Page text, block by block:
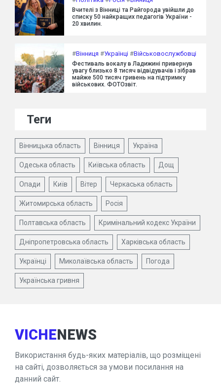
Вчителі з Вінниці та Райгорода увійшли до
списку 50 найкращих педагогів України -
20 хвилин.
#Вінниця #Українці #Військовослужбовці
Фестиваль вокалу в Ладижині привернув
увагу близько 8 тисяч відвідувачів і зібрав
майже 500 тисяч гривень на підтримку
військових. ФОТОзвіт.
Теги
Вінницька область Вінниця Україна
Одеська область Київська область Дощ
Опади Київ Вітер Черкаська область
Житомирська область Росія
Полтавська область Кримінальний кодекс України
Дніпропетровська область Харківська область
Українці Миколаївська область Погода
Українська гривня
VICHENEWS
Використання будь-яких матеріалів, що розміщені
на сайті, дозволяється за умови посилання на
данний сайт.